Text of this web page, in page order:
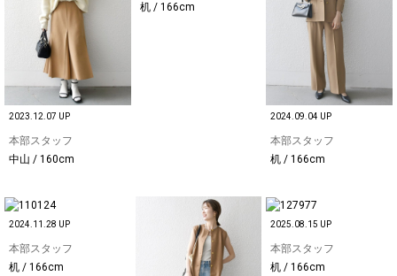
2023.12.07 UP
本部スタッフ
中山 / 160cm
机 / 166cm
2024.09.04 UP
本部スタッフ
机 / 166cm
2024.11.28 UP
本部スタッフ
机 / 166cm
2025.08.15 UP
本部スタッフ
机 / 166cm